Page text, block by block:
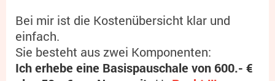
Bei mir ist die Kostenübersicht klar und
einfach.
Sie besteht aus zwei Komponenten:
Ich erhebe eine Basispauschale von 600.- €